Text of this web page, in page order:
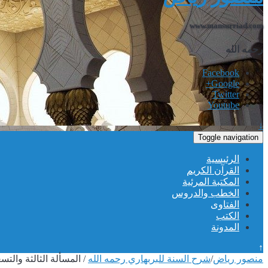
www.mansurriad.com
رحمه الله
Facebook
Google+
Twitter
Youtube
↓
Toggle navigation
الرئيسية
القرآن الكريم
المكتبة المرئية
الخطب والدروس
الفتاوى
الكتب
المدونة
↑
منصور رياض/شرح السنة للبربهاري رحمه الله / المسألة الثالثة